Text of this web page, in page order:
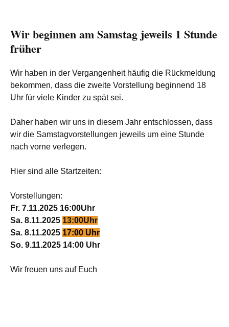
Wir beginnen am Samstag jeweils 1 Stunde
früher
Wir haben in der Vergangenheit häufig die Rückmeldung
bekommen, dass die zweite Vorstellung beginnend 18
Uhr für viele Kinder zu spät sei.
Daher haben wir uns in diesem Jahr entschlossen, dass
wir die Samstagvorstellungen jeweils um eine Stunde
nach vorne verlegen.
Hier sind alle Startzeiten:
Vorstellungen:
Fr. 7.11.2025 16:00Uhr
Sa. 8.11.2025 13:00Uhr
Sa. 8.11.2025 17:00 Uhr
So. 9.11.2025 14:00 Uhr
Wir freuen uns auf Euch